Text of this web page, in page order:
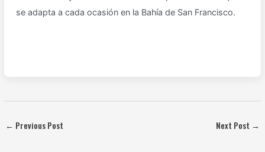
se adapta a cada ocasión en la Bahía de San Francisco.
← Previous Post Next Post →